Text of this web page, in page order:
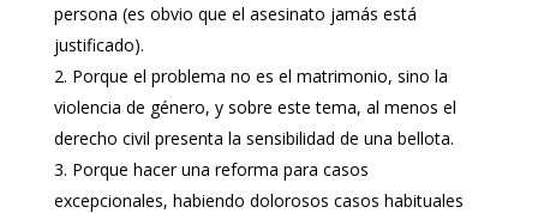
persona (es obvio que el asesinato jamás está
justificado).
Porque el problema no es el matrimonio, sino la
violencia de género, y sobre este tema, al menos el
derecho civil presenta la sensibilidad de una bellota.
Porque hacer una reforma para casos
excepcionales, habiendo dolorosos casos habituales